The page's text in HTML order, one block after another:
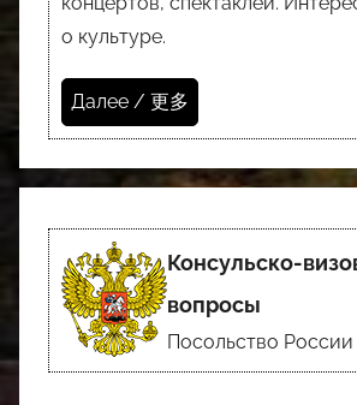
о культуре.
Далее / 更多
Консульско-
вопросы
Посольство